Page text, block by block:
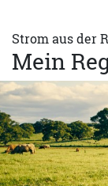
Strom aus der
Mein